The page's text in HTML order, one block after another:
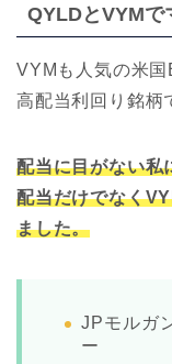
QYLDとVYMで
VYMも人気の米
高配当利回り銘柄
配当に目がない私
配当だけでなく
ました。
JPモルガ
ー